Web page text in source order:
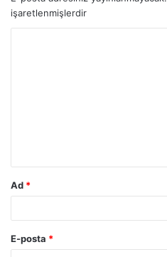
işaretlenmişlerdir
Ad *
E-posta *